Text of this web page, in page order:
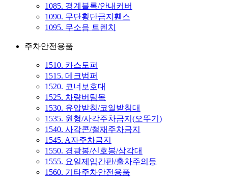
1085. 경계블록/안내커버
1090. 무단횡단금지휀스
1095. 무소음 트렌치
주차안전용품
1510. 카스토퍼
1515. 데크범퍼
1520. 코너보호대
1525. 차량버팀목
1530. 유압받침/코일받침대
1535. 원형/사각주차금지(오뚜기)
1540. 사각콘/철재주차금지
1545. A자주차금지
1550. 경광봉/신호봉/삼각대
1555. 요일제입간판/출차주의등
1560. 기타주차안전용품